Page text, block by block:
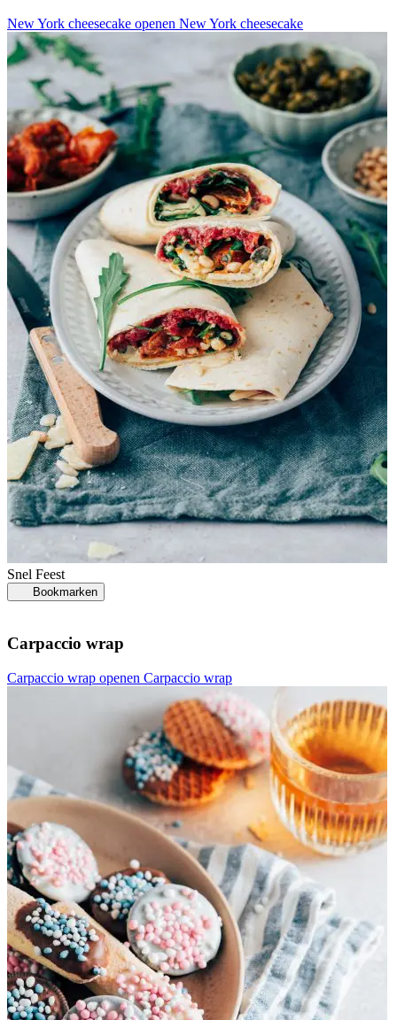
New York cheesecake openen New York cheesecake
Snel Feest
Bookmarken
Carpaccio wrap
Carpaccio wrap openen Carpaccio wrap